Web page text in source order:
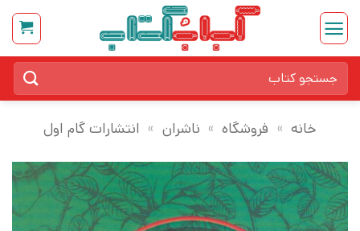
Skip
content
برای:
خانه » فروشگاه » ناشران » انتشارات گام اول